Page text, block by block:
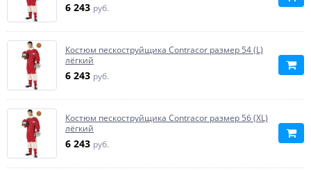
6 243 руб.
Костюм пескоструйщика Contracor размер 54 (L)
лёгкий
6 243 руб.
Костюм пескоструйщика Contracor размер 56 (XL)
лёгкий
6 243 руб.